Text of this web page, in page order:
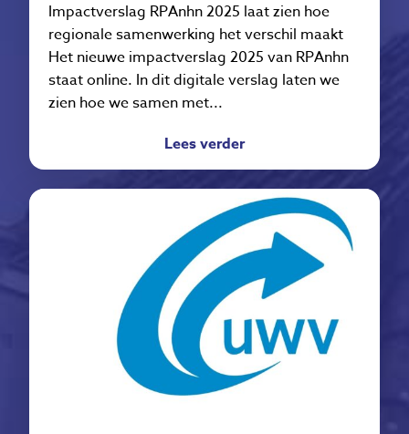
Impactverslag RPAnhn 2025 laat zien hoe
regionale samenwerking het verschil maakt
Het nieuwe impactverslag 2025 van RPAnhn
staat online. In dit digitale verslag laten we
zien hoe we samen met...
Lees verder